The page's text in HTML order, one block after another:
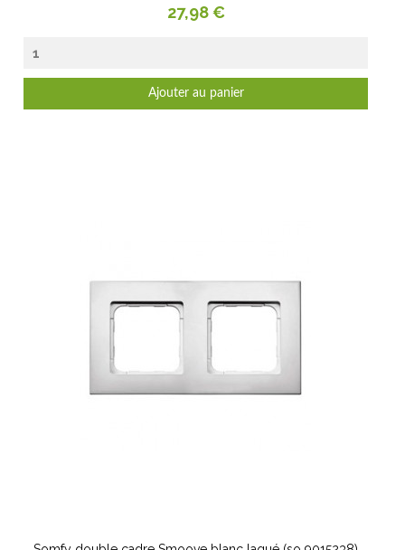
Prix
27,98 €
Ajouter au panier